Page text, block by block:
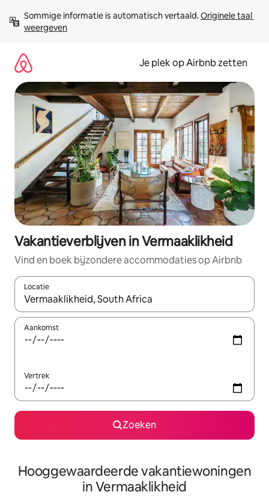
direct
naar
Sommige informatie is automatisch vertaald. Originele taal
weergeven
Je plek op Airbnb zetten
Vakantieverblijven in Vermaaklikheid
Vind en boek bijzondere accommodaties op Airbnb
Locatie
Wanneer er resultaten beschikbaar zijn, maak je een keuze
Aankomst
Vertrek
Zoeken
Hooggewaardeerde vakantiewoningen
in Vermaaklikheid